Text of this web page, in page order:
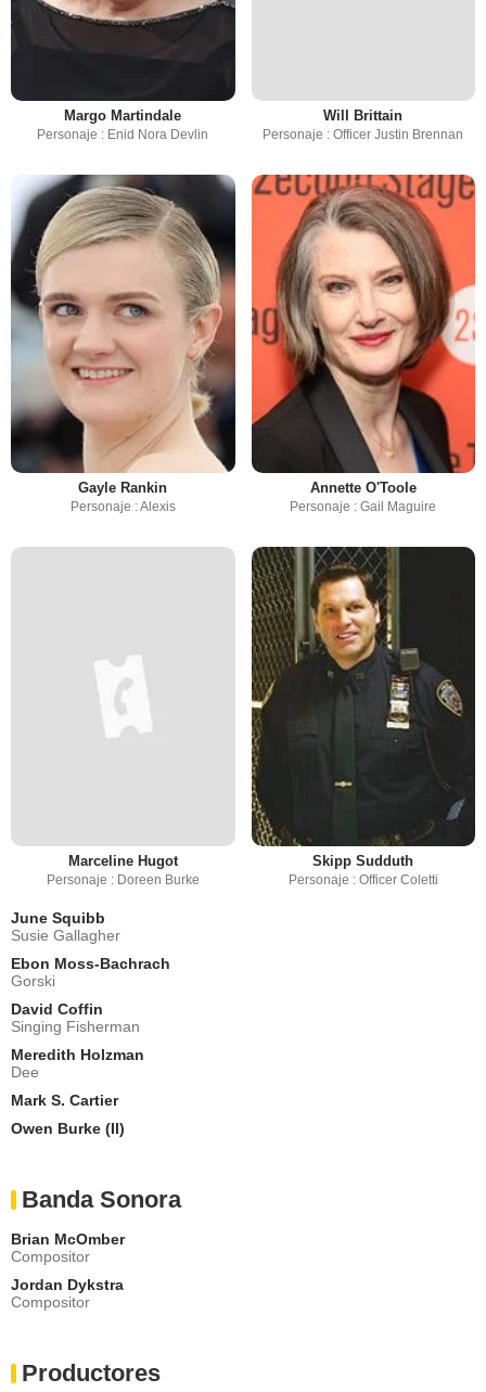
Margo Martindale
Personaje : Enid Nora Devlin
Will Brittain
Personaje : Officer Justin Brennan
Gayle Rankin
Personaje : Alexis
Annette O'Toole
Personaje : Gail Maguire
Marceline Hugot
Personaje : Doreen Burke
Skipp Sudduth
Personaje : Officer Coletti
June Squibb
Susie Gallagher
Ebon Moss-Bachrach
Gorski
David Coffin
Singing Fisherman
Meredith Holzman
Dee
Mark S. Cartier
Owen Burke (II)
Banda Sonora
Brian McOmber
Compositor
Jordan Dykstra
Compositor
Productores